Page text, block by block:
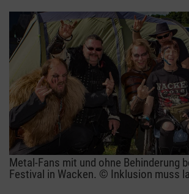
Metal-Fans mit und ohne Behinderung
Festival in Wacken. © Inklusion muss